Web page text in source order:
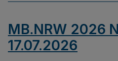
MB.NRW 2026
17.07.2026